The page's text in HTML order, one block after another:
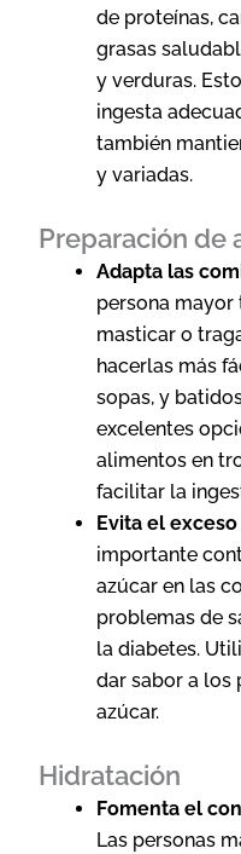
de proteínas,
grasas
y verduras.
ingesta
también
y variadas.
Preparación de
Adapta las
persona
masticar o
hacerlas más
sopas, y
excelentes
alimentos en
facilitar la
Evita el
importante
azúcar en las
problemas de
la diabetes.
dar sabor a los
azúcar.
Hidratación
Fomenta el
Las personas